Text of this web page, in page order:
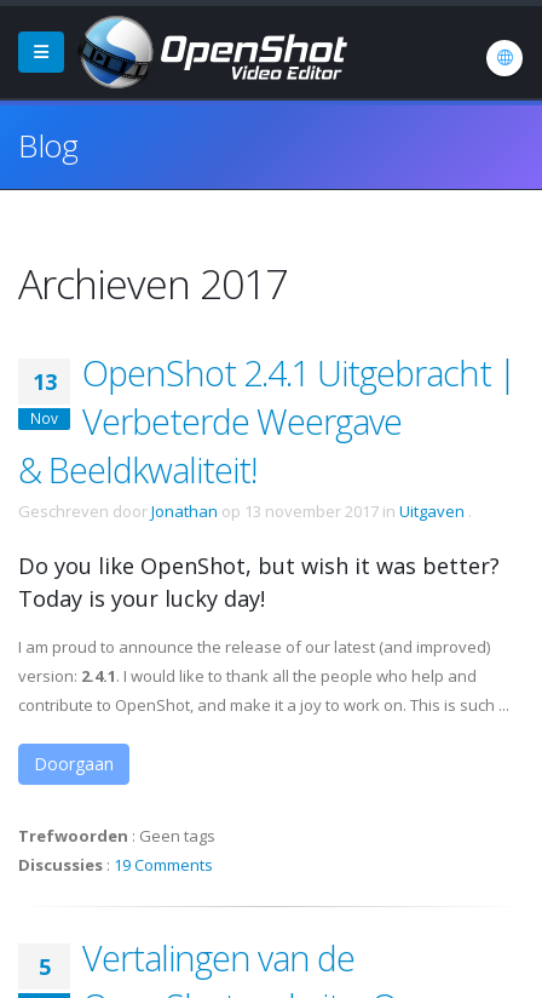
Blog
Archieven 2017
13
Nov
OpenShot 2.4.1 Uitgebracht |
Verbeterde Weergave
& Beeldkwaliteit!
Geschreven doorJonathan op 13 november 2017 in Uitgaven .
Do you like OpenShot, but wish it was better?
Today is your lucky day!
I am proud to announce the release of our latest (and improved)
version: 2.4.1. I would like to thank all the people who help and
contribute to OpenShot, and make it a joy to work on. This is such ...
Doorgaan
Trefwoorden : Geen tags
Discussies : 19 Comments
5
Vertalingen van de